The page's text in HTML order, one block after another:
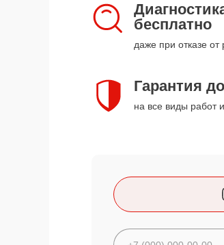
бесплатно
даже при отказе от
Гарантия
на все виды работ